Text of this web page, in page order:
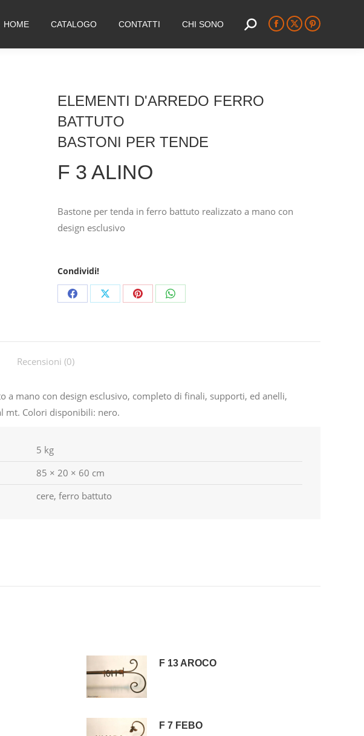
HOME CATALOGO CONTATTI CHI SONO Search: Facebook
page
X
page
Pinterest
page
ELEMENTI D'ARREDO FERRO
BATTUTO
BASTONI PER TENDE
F 3 ALINO
Bastone per tenda in ferro battuto realizzato a mano con
design esclusivo
Condividi!
Share
Facebook
Share
X
Share
Pinterest
Share
WhatsApp
Recensioni (0)
a mano con design esclusivo, completo di finali, supporti, ed anelli,
mt. Colori disponibili: nero.
5 kg
85 × 20 × 60 cm
cere, ferro battuto
F 13 AROCO
F 7 FEBO